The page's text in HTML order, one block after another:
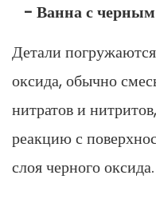
- Ванна с
Детали
оксида, обычно
нитратов и
реакцию с
слоя черного оксида.